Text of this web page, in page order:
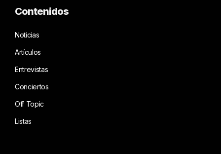
Contenidos
Noticias
Artículos
Entrevistas
Conciertos
Off Topic
Listas